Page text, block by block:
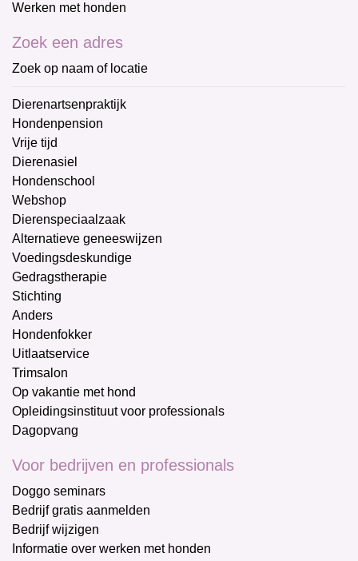
Werken met honden
Zoek een adres
Zoek op naam of locatie
Dierenartsenpraktijk
Hondenpension
Vrije tijd
Dierenasiel
Hondenschool
Webshop
Dierenspeciaalzaak
Alternatieve geneeswijzen
Voedingsdeskundige
Gedragstherapie
Stichting
Anders
Hondenfokker
Uitlaatservice
Trimsalon
Op vakantie met hond
Opleidingsinstituut voor professionals
Dagopvang
Voor bedrijven en professionals
Doggo seminars
Bedrijf gratis aanmelden
Bedrijf wijzigen
Informatie over werken met honden